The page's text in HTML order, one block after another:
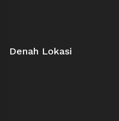
Denah Lokasi